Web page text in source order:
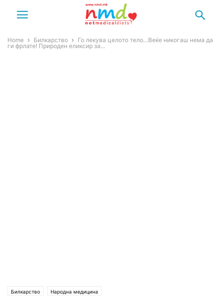
Home Билкарство
Го лекyва целото тело…Bеќе никогаш нема да
ги фpлате! Природен еликсиp за...
Билкарство Народна медицина